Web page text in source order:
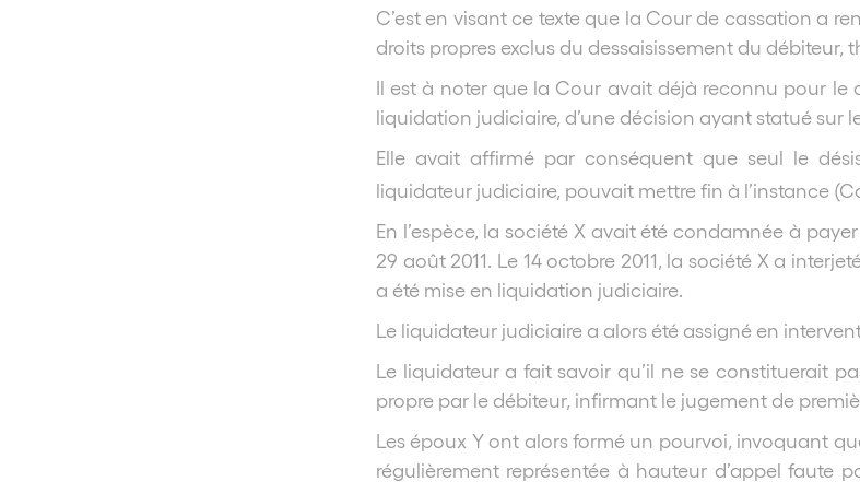
C’est en visant ce texte que la Cour de cassation a
droits propres exclus du dessaisissement du débiteur,
Il est à noter que la Cour avait déjà reconnu pour le
liquidation judiciaire, d’une décision ayant statué sur
Elle avait affirmé par conséquent que seul le
liquidateur judiciaire, pouvait mettre fin à l’instance
En l’espèce, la société X avait été condamnée à
29 août 2011. Le 14 octobre 2011, la société X a
a été mise en liquidation judiciaire.
Le liquidateur judiciaire a alors été assigné en
Le liquidateur a fait savoir qu’il ne se constituerait
propre par le débiteur, infirmant le jugement de
Les époux Y ont alors formé un pourvoi, invoquant
régulièrement représentée à hauteur d’appel faute